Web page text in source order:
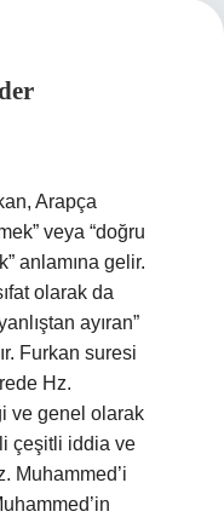
Arapça
veya “doğru
anlamına gelir.
olarak da
ayıran”
Furkan suresi
Hz.
ve genel olarak
çeşitli iddia ve
Muhammed’i